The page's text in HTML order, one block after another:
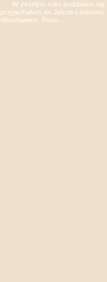
W zeszłym roku poddałam się
przyjechałam do Jelcza-
Wrocławiem. Pano...